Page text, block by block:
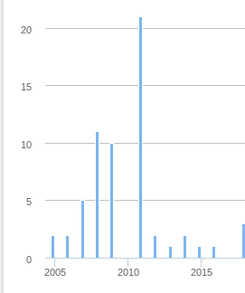
2005 2010 2015
0
5
10
15
20